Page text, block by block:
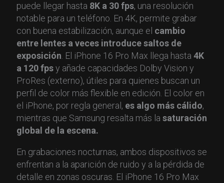
puede llegar hasta 8K a 30 fps, una resolución
notable para un teléfono. En 4K, permite grabar
con buena estabilización, aunque el cambio
entre lentes a veces introduce saltos de
exposición . El iPhone 16 Pro Max llega hasta 4K
a 120 fpsy añade capacidades Dolby Vision y
ProRes (externo), útiles para quienes buscan un
perfil de color más flexible en edición. El color en
el iPhone, por regla general, es algo más cálido,
mientras que Samsung resalta más la saturación
global de la escena.
En grabaciones nocturnas, ambos dispositivos se
enfrentan a la aparición de ruido y a la pérdida de
detalle en zonas oscuras. El iPhone 16 Pro Max